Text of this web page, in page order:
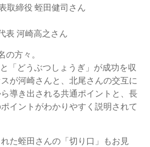
取締役 蛭田健司さん
表 河崎高之さん
の方々。
と「どうぶつしょうぎ」が成功を収
が河崎さんと、北尾さんの交互に
導き出される共通ポイントと、長
イントがわかりやすく説明されて
た蛭田さんの「切り口」もお見